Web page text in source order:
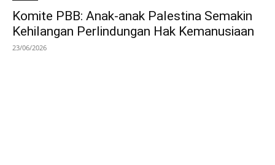
Komite PBB: Anak-anak Palestina Semakin
Kehilangan Perlindungan Hak Kemanusiaan
23/06/2026